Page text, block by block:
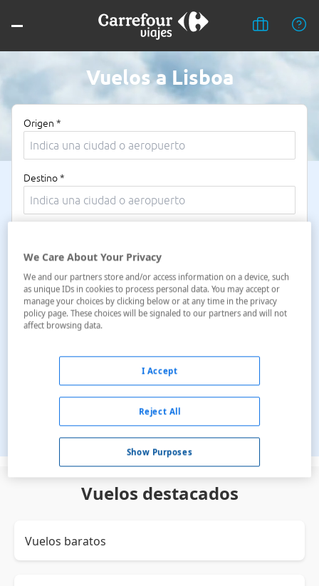
Vuelos a Lisboa
Origen *
Destino *
09/08/2026 - 10/08/2026
Viajeros *
1 adulto
Buscar
Vuelos destacados
Vuelos baratos
We Care About Your Privacy
We and our partners store and/or access information on a device, such
as unique IDs in cookies to process personal data. You may accept or
manage your choices by clicking below or at any time in the privacy
policy page. These choices will be signaled to our partners and will not
affect browsing data.
Show Purposes
Reject All
I Accept